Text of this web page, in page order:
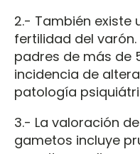
2.- También existe
fertilidad del
padres de más de
incidencia de
patología
3.- La valoración
gametos incluye